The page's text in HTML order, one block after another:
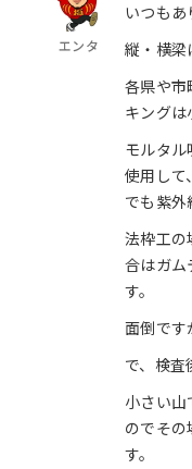
エンタ
いつもあ
縦・横梁
各県や市
キングは
モルタ
使用して
でも紫
法枠工の
合はガム
す。
面倒です
で、検査
小さい
のでそ
す。